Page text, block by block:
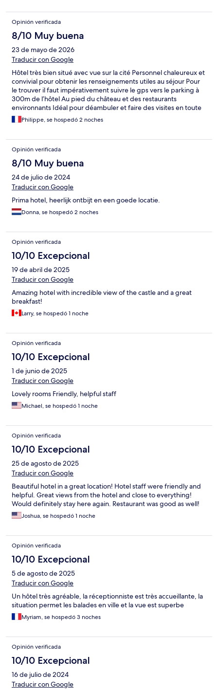
Opinión verificada
8/10 Muy buena
23 de mayo de 2026
Traducir con Google
Hôtel très bien situé avec vue sur la cité Personnel chaleureux et
convivial pour obtenir les renseignements utiles au séjour Pour
le trouver il faut impérativement suivre le gps vers le parking à
300m de l’hôtel Au pied du château et des restaurants
environnants Idéal pour déambuler et faire des visites en toute
quiétude
Philippe, se hospedó 2 noches
Opinión verificada
8/10 Muy buena
24 de julio de 2024
Traducir con Google
Prima hotel, heerlijk ontbijt en een goede locatie.
Donna, se hospedó 2 noches
Opinión verificada
10/10 Excepcional
19 de abril de 2025
Traducir con Google
Amazing hotel with incredible view of the castle and a great
breakfast!
Larry, se hospedó 1 noche
Opinión verificada
10/10 Excepcional
1 de junio de 2025
Traducir con Google
Lovely rooms Friendly, helpful staff
Michael, se hospedó 1 noche
Opinión verificada
10/10 Excepcional
25 de agosto de 2025
Traducir con Google
Beautiful hotel in a great location! Hotel staff were friendly and
helpful. Great views from the hotel and close to everything!
Would definitely stay here again. Restaurant was good as well!
Joshua, se hospedó 1 noche
Opinión verificada
10/10 Excepcional
5 de agosto de 2025
Traducir con Google
Un hôtel très agréable, la réceptionniste est très accueillante, la
situation permet les balades en ville et la vue est superbe
Myriam, se hospedó 3 noches
Opinión verificada
10/10 Excepcional
16 de julio de 2024
Traducir con Google